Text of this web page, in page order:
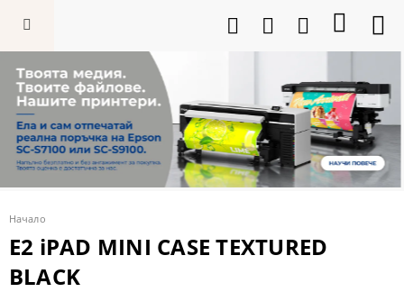
Начало
Е2 iPAD MINI CASE TEXTURED
BLACK